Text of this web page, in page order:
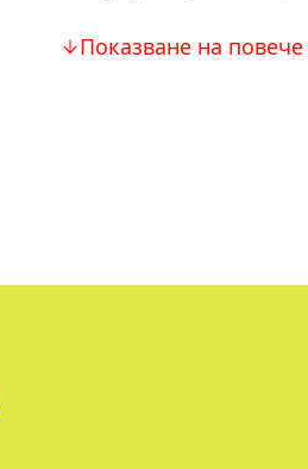
Показване на повече